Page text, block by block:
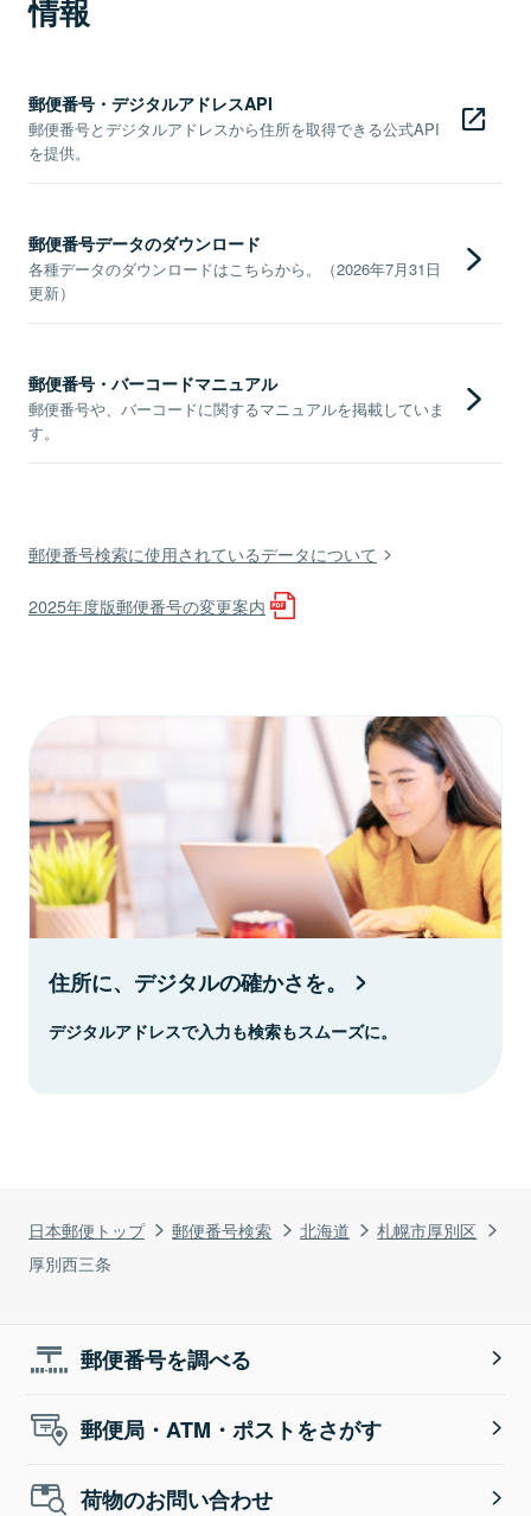
日本郵便トップ 郵便番号検索 北海道
札幌市厚別区
厚別西三条
情報
郵便番号・デジタルアドレスAPI
郵便番号とデジタルアドレスから住所を取得できる公式API
を提供。
郵便番号データのダウンロード
各種データのダウンロードはこちらから。（2026年7月31日
更新）
郵便番号・バーコードマニュアル
郵便番号や、バーコードに関するマニュアルを掲載していま
す。
郵便番号検索に使用されているデータについて
2025年度版郵便番号の変更案内
住所に、デジタルの確かさを。
デジタルアドレスで入力も検索もスムーズに。
郵便番号を調べる
郵便局・ATM・ポストをさがす
荷物のお問い合わせ